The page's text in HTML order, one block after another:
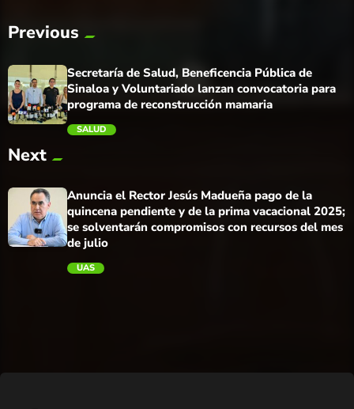
Previous
Secretaría de Salud, Beneficencia Pública de
Sinaloa y Voluntariado lanzan convocatoria para
programa de reconstrucción mamaria
SALUD
Next
Anuncia el Rector Jesús Madueña pago de la
quincena pendiente y de la prima vacacional 2025;
se solventarán compromisos con recursos del mes
de julio
UAS